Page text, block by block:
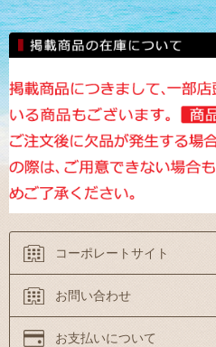
コーポレートサイト
お問い合わせ
お支払いについて